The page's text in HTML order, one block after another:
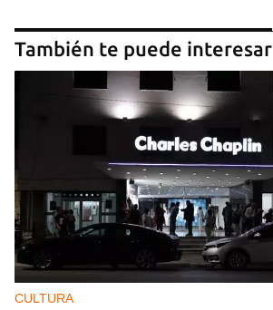
También te puede interesar
CULTURA